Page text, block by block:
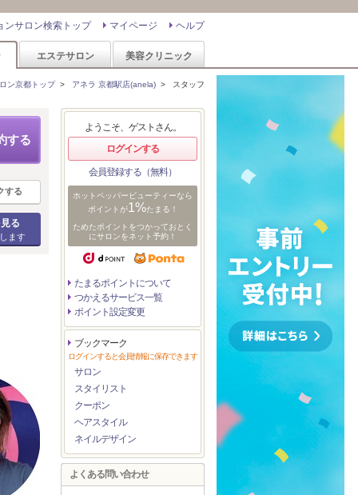
ヘルプ
マイページ
ンサロン検索トップ
エステサロン 美容クリニック
ン京都トップ> アネラ 京都駅店(anela) > スタッフ
する
する
る
ます
ようこそ、ゲストさん。
ログインする
会員登録する（無料）
ホットペッパービューティーなら
ポイントが1%たまる！
ためたポイントをつかっておとく
にサロンをネット予約！
たまるポイントについて
つかえるサービス一覧
ポイント設定変更
ブックマーク
ログインすると会員情報に保存できます
サロン
スタイリスト
クーポン
ヘアスタイル
ネイルデザイン
よくある問い合わせ